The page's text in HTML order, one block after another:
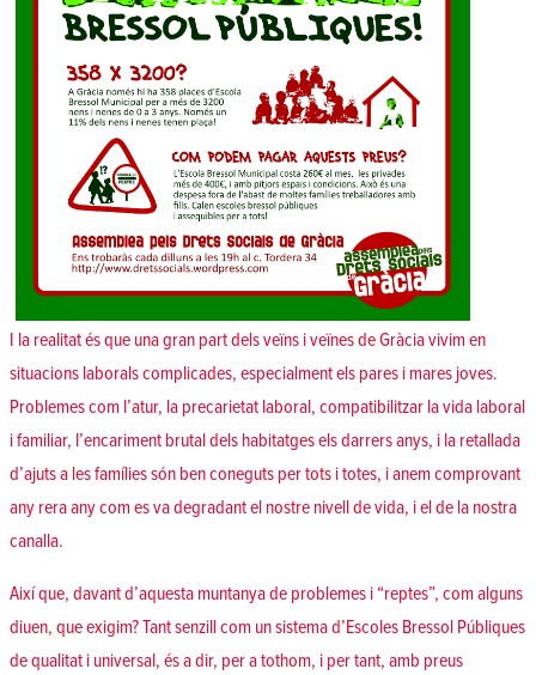
I la realitat és que una gran part dels veïns i veïnes de Gràcia vivim en
situacions laborals complicades, especialment els pares i mares joves.
Problemes com l’atur, la precarietat laboral, compatibilitzar la vida laboral
i familiar, l’encariment brutal dels habitatges els darrers anys, i la retallada
d’ajuts a les famílies són ben coneguts per tots i totes, i anem comprovant
any rera any com es va degradant el nostre nivell de vida, i el de la nostra
canalla.
Així que, davant d’aquesta muntanya de problemes i “reptes”, com alguns
diuen, que exigim? Tant senzill com un sistema d’Escoles Bressol Públiques
de qualitat i universal, és a dir, per a tothom, i per tant, amb preus